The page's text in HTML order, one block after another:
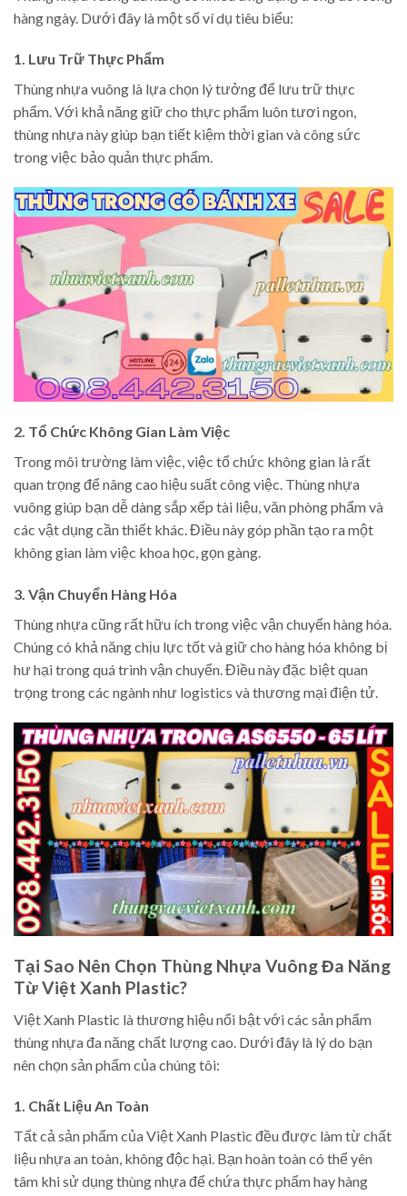
hàng ngày. Dưới đây là một số ví dụ tiêu biểu:
1. Lưu Trữ Thực Phẩm
Thùng nhựa vuông là lựa chọn lý tưởng để lưu trữ thực
phẩm. Với khả năng giữ cho thực phẩm luôn tươi ngon,
thùng nhựa này giúp bạn tiết kiệm thời gian và công sức
trong việc bảo quản thực phẩm.
2. Tổ Chức Không Gian Làm Việc
Trong môi trường làm việc, việc tổ chức không gian là rất
quan trọng để nâng cao hiệu suất công việc. Thùng nhựa
vuông giúp bạn dễ dàng sắp xếp tài liệu, văn phòng phẩm và
các vật dụng cần thiết khác. Điều này góp phần tạo ra một
không gian làm việc khoa học, gọn gàng.
3. Vận Chuyển Hàng Hóa
Thùng nhựa cũng rất hữu ích trong việc vận chuyển hàng hóa.
Chúng có khả năng chịu lực tốt và giữ cho hàng hóa không bị
hư hại trong quá trình vận chuyển. Điều này đặc biệt quan
trọng trong các ngành như logistics và thương mại điện tử.
Tại Sao Nên Chọn Thùng Nhựa Vuông Đa Năng
Từ Việt Xanh Plastic?
Việt Xanh Plastic là thương hiệu nổi bật với các sản phẩm
thùng nhựa đa năng chất lượng cao. Dưới đây là lý do bạn
nên chọn sản phẩm của chúng tôi:
1. Chất Liệu An Toàn
Tất cả sản phẩm của Việt Xanh Plastic đều được làm từ chất
liệu nhựa an toàn, không độc hại. Bạn hoàn toàn có thể yên
tâm khi sử dụng thùng nhựa để chứa thực phẩm hay hàng